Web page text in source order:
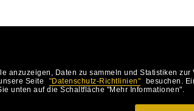
Daten zu sammeln und Statistiken
Seite
"Datenschutz-Richtlinien"
besuchen.
unten auf die Schaltfläche "Mehr Informationen".